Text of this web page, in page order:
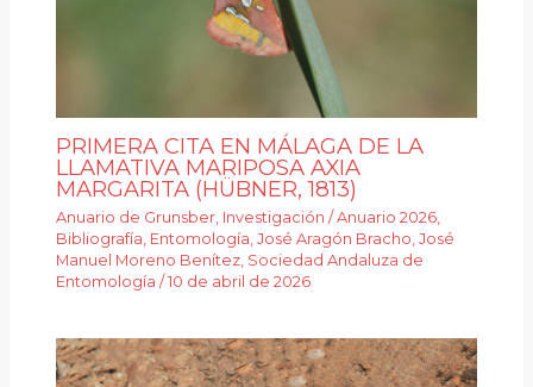
PRIMERA CITA EN MÁLAGA DE LA
LLAMATIVA MARIPOSA AXIA
MARGARITA (HÜBNER, 1813)
Anuario de Grunsber, Investigación /Anuario 2026,
Bibliografía, Entomología,José Aragón Bracho,José
Manuel Moreno Benítez, Sociedad Andaluza de
Entomología /10 de abril de 2026